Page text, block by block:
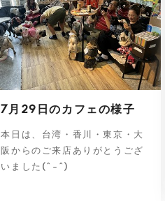
7月29日のカフェの様子
本日は、台湾・香川・東京・大
阪からのご来店ありがとうござ
いました(^-^)